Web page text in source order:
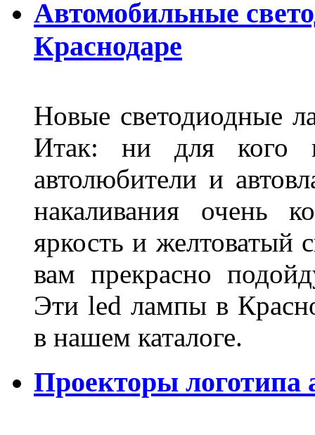
Автомобильные
Краснодаре
Новые светодиодные
Итак: ни для кого
автолюбители и
накаливания очень
яркость и желтоватый
вам прекрасно
Эти led лампы в
в нашем каталоге.
Проекторы логотипа